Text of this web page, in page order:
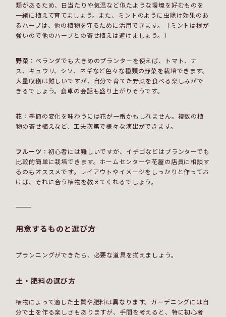
類があるため、日当たりや気温など似たような環境を好むものを
一緒に植えて育てましょう。また、ミントのように虫除け効果のあ
るハーブは、他の植物を守るために活用できます。（ミントは根が
強いので他のハーブとの寄せ植えは避けましょう。）
野菜 ：ベランダでも大きめのプランターを使えば、トマト、ナ
ス、キュウリ、シソ、ネギなど色々な種類の野菜を栽培できます。
大量収穫は難しいですが、自分で育てた野菜を食べる楽しみがで
きるでしょう。食卓の会話も盛り上がりそうです。
花 ：季節の変化を味わうには花が一番かもしれません。複数の植
物の寄せ植えなど、工夫次第で様々な演出ができます。
フルーツ ：初心者には難しいですが、イチゴなどはプランターでも
比較的簡単に栽培できます。ホームセンターや花屋の店員に相談す
るのもオススメです。レイアウトやイメージをしっかりと作ってお
けば、それに合う植物を教えてくれるでしょう。
用意するものと選び方
プランニングができたら、必要な道具を揃えましょう。
土・肥料の選び方
植物によって適した土質や肥料は異なります。ガーデニングには自
分で土を作る楽しさもありますが、手間を考えると、特に初心者